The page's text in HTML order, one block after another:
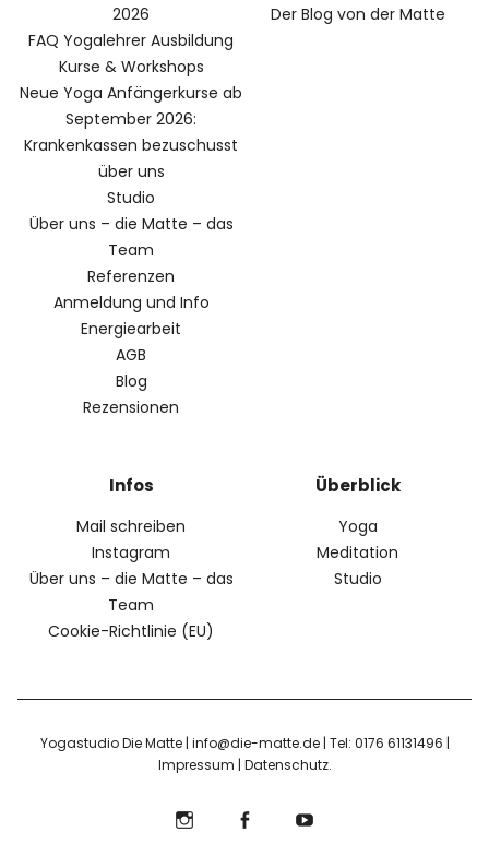
2026
FAQ Yogalehrer Ausbildung
Kurse & Workshops
Neue Yoga Anfängerkurse ab
September 2026:
Krankenkassen bezuschusst
über uns
Studio
Über uns – die Matte – das
Team
Referenzen
Anmeldung und Info
Energiearbeit
AGB
Blog
Rezensionen
Der Blog von der Matte
Infos
Mail schreiben
Instagram
Über uns – die Matte – das
Team
Cookie-Richtlinie (EU)
Überblick
Yoga
Meditation
Studio
Yogastudio Die Matte | info@die-matte.de | Tel: 0176 61131496 |
Impressum | Datenschutz